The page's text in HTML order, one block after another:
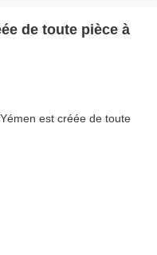
de toute pièce à